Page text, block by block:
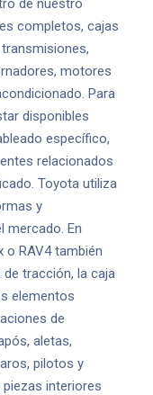
de nuestro
completos, cajas
motores
Para
disponibles
específico,
relacionados
Toyota utiliza
y
mercado. En
o RAV4 también
tracción, la caja
elementos
de
aletas,
pilotos y
interiores